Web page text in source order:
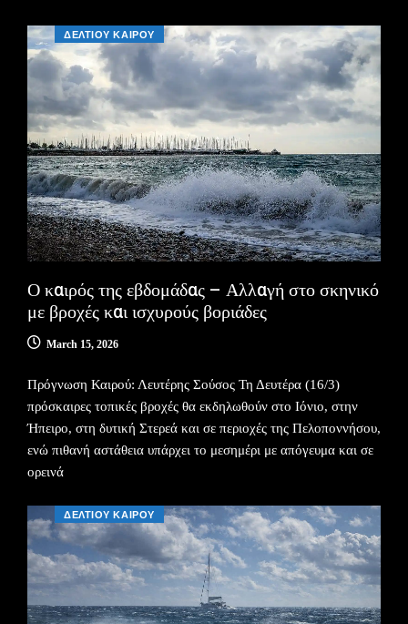
ΔΕΛΤΙΟΥ ΚΑΙΡΟΥ
Ο καιρός της εβδομάδας – Αλλαγή στο σκηνικό
με βροχές και ισχυρούς βοριάδες
March 15, 2026
Πρόγνωση Καιρού: Λευτέρης Σούσος Τη Δευτέρα (16/3)
πρόσκαιρες τοπικές βροχές θα εκδηλωθούν στο Ιόνιο, στην
Ήπειρο, στη δυτική Στερεά και σε περιοχές της Πελοποννήσου,
ενώ πιθανή αστάθεια υπάρχει το μεσημέρι με απόγευμα και σε
ορεινά
ΔΕΛΤΙΟΥ ΚΑΙΡΟΥ